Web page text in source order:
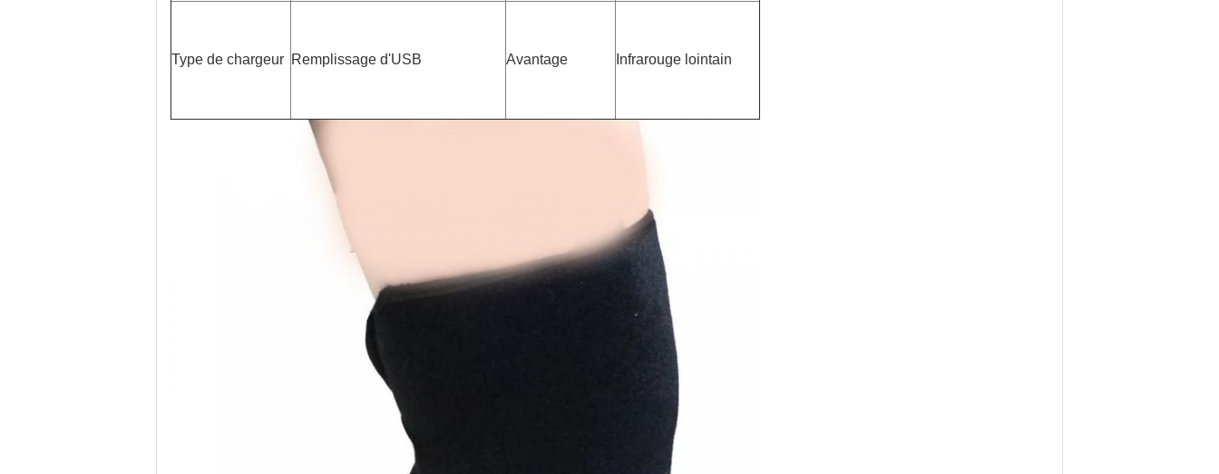
Type de chargeur Remplissage d'USB Avantage Infrarouge lointain